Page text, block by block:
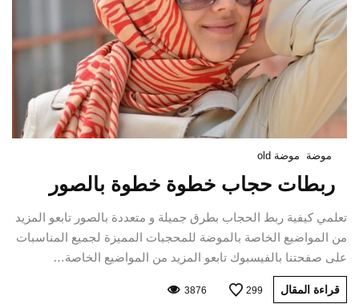
موضة موضة old
ربطات حجاب خطوة خطوة بالصور
تعلمي كيفية ربط الحجاب بطرق جميلة و متعددة بالصور تابعو المزيد
من المواضيع الخاصة بالموضة للمحجبات المميزة لجميع المناسبات
على صفحتنا بالفيسبوك تابعو المزيد من المواضيع الخاصة…
قراءة المقال 299
3876